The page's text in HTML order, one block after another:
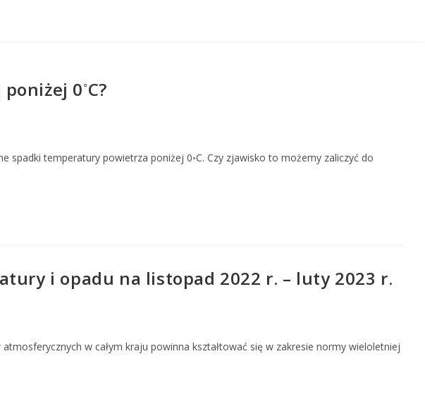
0◦C?
spadki temperatury powietrza poniżej 0◦C. Czy zjawisko to możemy zaliczyć do
i opadu na listopad 2022 r. – luty 2023 r.
w całym kraju powinna kształtować się w zakresie normy wieloletniej